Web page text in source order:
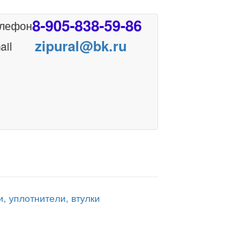
8-905-838-59-86
zipural@bk.ru
уплотнители, втулки